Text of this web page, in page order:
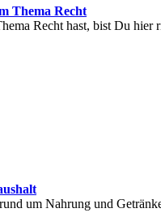
Thema Recht
Recht hast, bist Du hier
um Nahrung und